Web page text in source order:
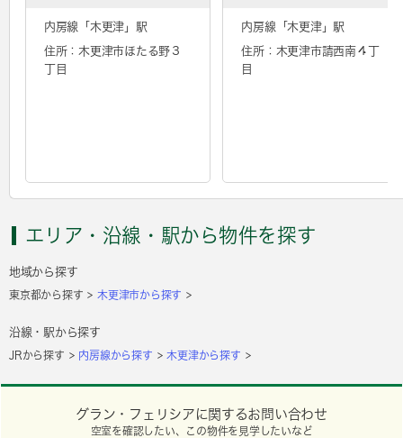
内房線「 木更津 」駅
住所：木更津市ほたる野３
丁目
内房線「 木更津」駅
住所：木更津市請西南４丁
目
エリア・沿線・駅から物件を探す
地域から探す
東京都から探す 木更津市から探す
沿線・駅から探す
JRから探す 内房線から探す 木更津から探す
グラン・フェリシアに関するお問い合わせ
空室を確認したい、この物件を見学したいなど